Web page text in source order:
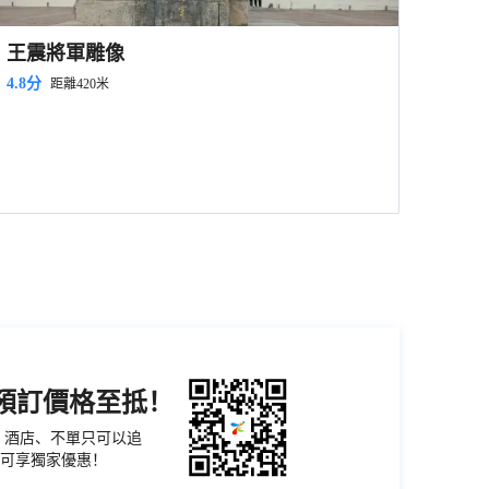
王震將軍雕像
4.8分 距離420米
價格至抵！
店、不單只可以追
享獨家優惠！